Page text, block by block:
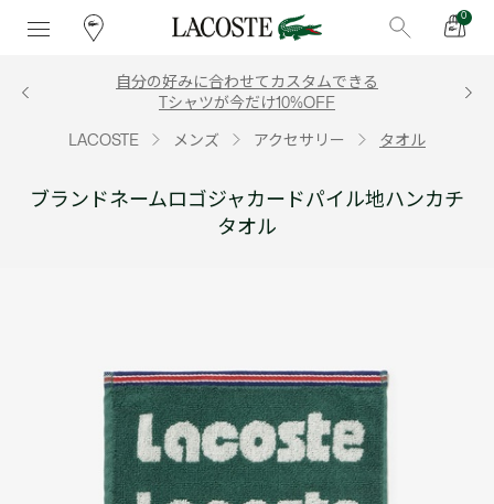
0
自分の好みに合わせてカスタムできる
Tシャツが今だけ10%OFF
LACOSTE メンズ アクセサリー タオル
ブランドネームロゴジャカードパイル地ハンカチ
タオル